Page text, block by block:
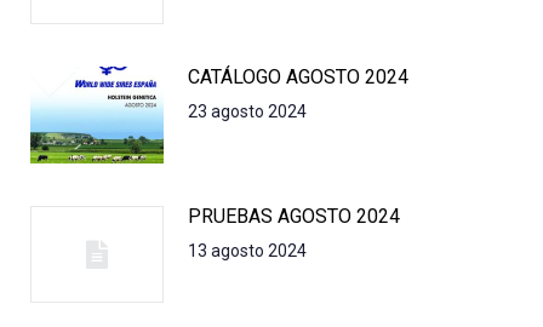
CATÁLOGO AGOSTO 2024
23 agosto 2024
PRUEBAS AGOSTO 2024
13 agosto 2024